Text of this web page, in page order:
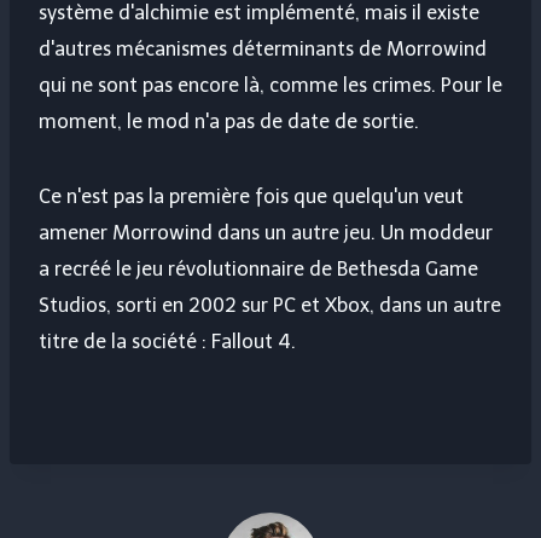
système d'alchimie est implémenté, mais il existe
d'autres mécanismes déterminants de Morrowind
qui ne sont pas encore là, comme les crimes. Pour le
moment, le mod n'a pas de date de sortie.
Ce n'est pas la première fois que quelqu'un veut
amener Morrowind dans un autre jeu. Un moddeur
a recréé le jeu révolutionnaire de Bethesda Game
Studios, sorti en 2002 sur PC et Xbox, dans un autre
titre de la société : Fallout 4.